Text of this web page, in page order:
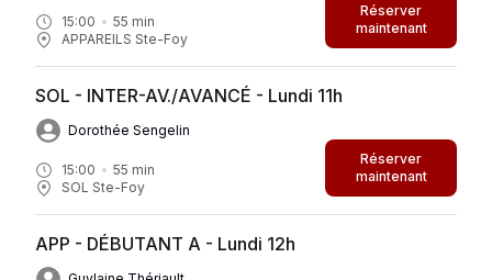
15:00 55 min
APPAREILS Ste-Foy
Réserver
maintenant
15:00 55 min
SOL Ste-Foy
SOL - INTER-AV./AVANCÉ - Lundi 11h
Dorothée Sengelin
Réserver
maintenant
APP - DÉBUTANT A - Lundi 12h